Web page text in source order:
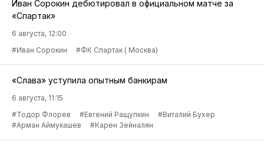
Иван Сорокин дебютировал в официальном матче за
«Спартак»
6 августа, 12:00
#Иван Сорокин
#ФК Спартак ( Москва)
«Слава» уступила опытным банкирам
6 августа, 11:15
#Тодор Флорев
#Евгений Ращупкин
#Виталий Бухер
#Арман Аймукашев
#Карен Зейналян